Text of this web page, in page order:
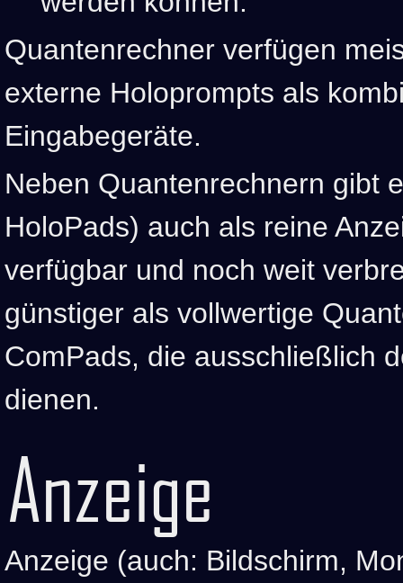
Quantenrechner verfügen
externe Holoprompts als
Eingabegeräte.
Neben Quantenrechnern gibt
HoloPads) auch als reine
verfügbar und noch weit
günstiger als vollwertige
ComPads, die ausschließlich
dienen.
Anzeige
Anzeige (auch: Bildschirm,